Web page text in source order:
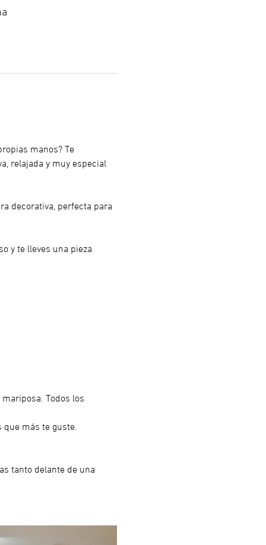
manos? Te
relajada y muy especial
decorativa, perfecta para
y te lleves una pieza
Todos los
más te guste.
tanto delante de una